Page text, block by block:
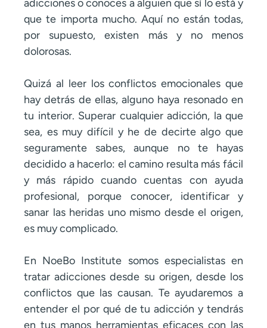
adicciones o conoces a alguien que sí lo está y
que te importa mucho. Aquí no están todas,
por supuesto, existen más y no menos
dolorosas.
Quizá al leer los conflictos emocionales que
hay detrás de ellas, alguno haya resonado en
tu interior. Superar cualquier adicción, la que
sea, es muy difícil y he de decirte algo que
seguramente sabes, aunque no te hayas
decidido a hacerlo: el camino resulta más fácil
y más rápido cuando cuentas con ayuda
profesional, porque conocer, identificar y
sanar las heridas uno mismo desde el origen,
es muy complicado.
En NoeBo Institute somos especialistas en
tratar adicciones desde su origen, desde los
conflictos que las causan. Te ayudaremos a
entender el por qué de tu adicción y tendrás
en tus manos herramientas eficaces con las